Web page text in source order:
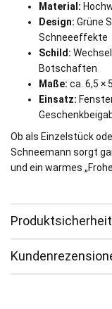
Material:
Design: Grüne
Schneeeffekte
Schild:
Botschaften
Maße: ca. 6,5 ×
Einsatz:
Ob als Einzelstück
Schneemann sorgt
und ein warmes
Produktsicherheit